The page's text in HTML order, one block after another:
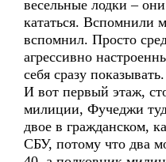
весельные лодки –
кататься. Вспомнили
вспомнил. Просто
агрессивно
себя сразу показывать.
И вот первый этаж,
милиции, Фучеджи
двое в гражданском,
СБУ, потому что два